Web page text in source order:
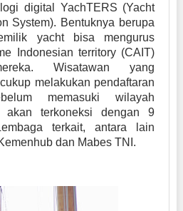
digital YachTERS (Yacht
System). Bentuknya berupa
yacht bisa mengurus
Indonesian territory (CAIT)
Wisatawan yang
melakukan pendaftaran
memasuki wilayah
akan terkoneksi dengan 9
terkait, antara lain
dan Mabes TNI.